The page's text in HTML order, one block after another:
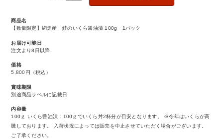
商品名
【数量限定】網走産 鮭のいくら醤油漬 100g 1パック
お届け可能日
注文より8日以降
価格
5,800円 （税込）
賞味期限
別途商品ラベルに記載日
内容量
100ｇ いくら醤油漬：100ｇでいくら丼2杯分が目安となります。 ※今年はいくらが高
騰しております。 入荷状況によっては販売を中止させていただく場合がございます。
ご了承ください。